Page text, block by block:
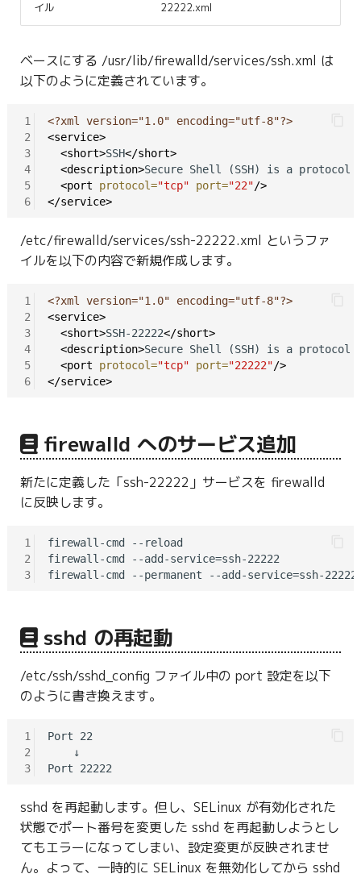
イル
22222.xml
ベースにする /usr/lib/firewalld/services/ssh.xml は
以下のように定義されています。
1
2
3
4
5
6
<?xml version="1.0" encoding="utf-8"?>
<service>
<short>SSH</short>
<description>Secure Shell (SSH) is a protocol
<port
protocol="tcp" port="22"/>
</service>
/etc/firewalld/services/ssh-22222.xml というファ
イルを以下の内容で新規作成します。
1
2
3
4
5
6
<?xml version="1.0" encoding="utf-8"?>
<service>
<short>SSH-22222</short>
<description>Secure Shell (SSH) is a protocol
<port
protocol="tcp" port="22222"/>
</service>
firewalld へのサービス追加
新たに定義した「ssh-22222」サービスを firewalld
に反映します。
1
2
3
firewall-cmd --reload
firewall-cmd --add-service=ssh-22222
sshd の再起動
/etc/ssh/sshd_config ファイル中の port 設定を以下
のように書き換えます。
1
2
3
Port 22
    ↓
sshd を再起動します。但し、SELinux が有効化された
状態でポート番号を変更した sshd を再起動しようとし
てもエラーになってしまい、設定変更が反映されませ
ん。よって、一時的に SELinux を無効化してから sshd